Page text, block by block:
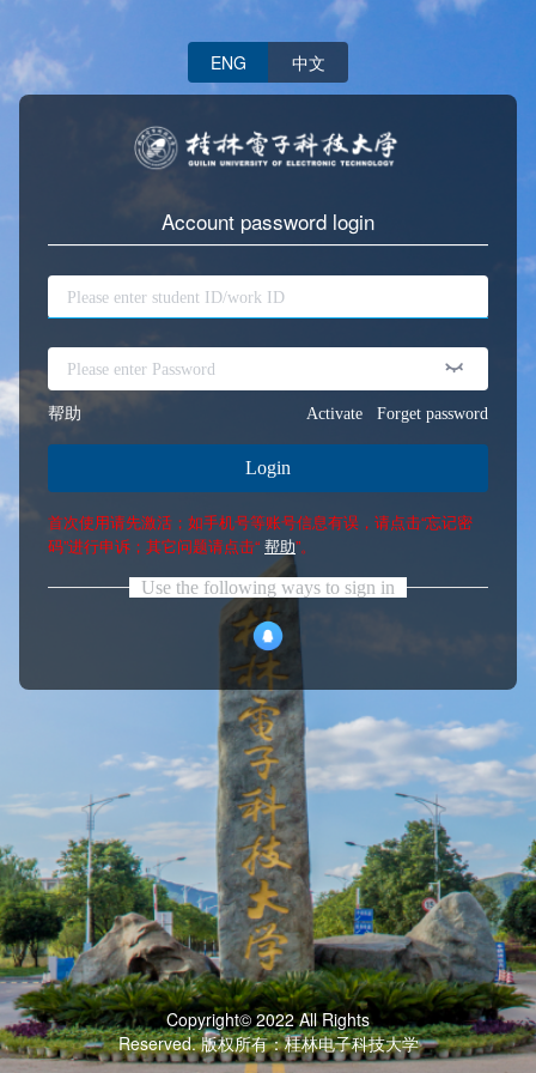
ENG 中文
Account password login
帮助 Activate Forget password
Login
首次使用请先激活；如手机号等账号信息有误，请点击“忘记密
码”进行申诉；其它问题请点击“ 帮助”。
Use the following ways to sign in
Copyright© 2022 All Rights
Reserved. 版权所有：桂林电子科技大学